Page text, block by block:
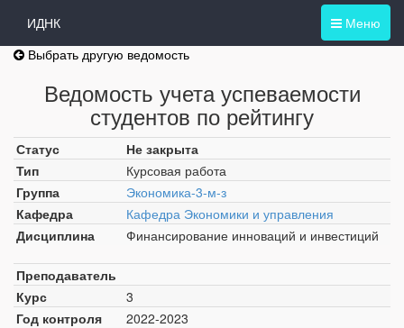
Меню
ИДНК
Выбрать другую ведомость
Ведомость учета успеваемости
студентов по рейтингу
Статус
Не закрыта
Тип
Курсовая работа
Группа
Экономика-3-м-з
Кафедра
Кафедра Экономики и управления
Дисциплина
Финансирование инноваций и инвестиций
Преподаватель
Курс
3
Год контроля
2022-2023